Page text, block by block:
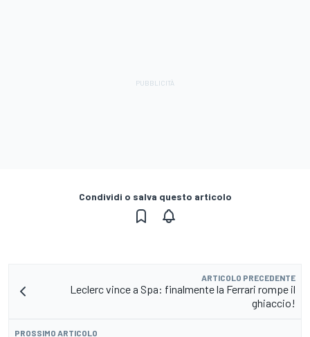
Condividi o salva questo articolo
ARTICOLO PRECEDENTE
Leclerc vince a Spa: finalmente la Ferrari rompe il
ghiaccio!
PROSSIMO ARTICOLO